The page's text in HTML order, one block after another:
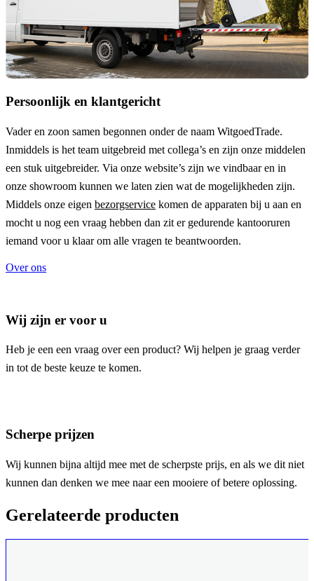
Persoonlijk en klantgericht
Vader en zoon samen begonnen onder de naam WitgoedTrade.
Inmiddels is het team uitgebreid met collega’s en zijn onze middelen
een stuk uitgebreider. Via onze website’s zijn we vindbaar en in
onze showroom kunnen we laten zien wat de mogelijkheden zijn.
Middels onze eigen bezorgservice komen de apparaten bij u aan en
mocht u nog een vraag hebben dan zit er gedurende kantooruren
iemand voor u klaar om alle vragen te beantwoorden.
Over ons
Wij zijn er voor u
Heb je een een vraag over een product? Wij helpen je graag verder
in tot de beste keuze te komen.
Scherpe prijzen
Wij kunnen bijna altijd mee met de scherpste prijs, en als we dit niet
kunnen dan denken we mee naar een mooiere of betere oplossing.
Gerelateerde producten